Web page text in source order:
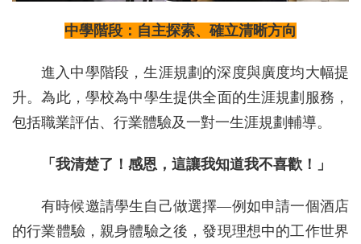
中學階段：自主探索、確立清晰方向
進入中學階段，生涯規劃的深度與廣度均大幅提
升。為此，學校為中學生提供全面的生涯規劃服務，
包括職業評估、行業體驗及一對一生涯規劃輔導。
「我清楚了！感恩，這讓我知道我不喜歡！」
有時候邀請學生自己做選擇—例如申請一個酒店
的行業體驗，親身體驗之後，發現理想中的工作世界